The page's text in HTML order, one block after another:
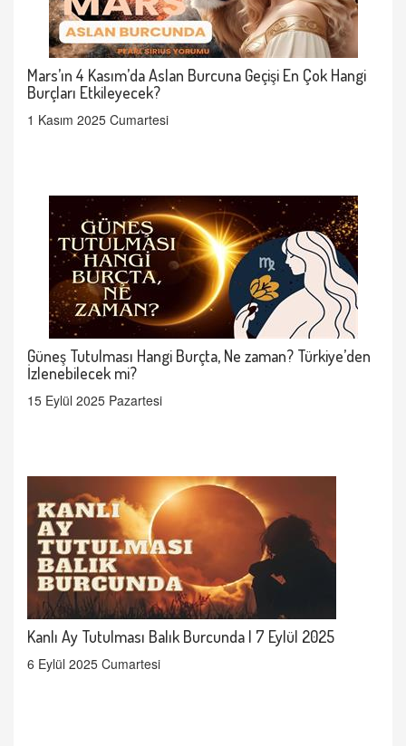
Mars’ın 4 Kasım’da Aslan Burcuna Geçişi En Çok Hangi
Burçları Etkileyecek?
1 Kasım 2025 Cumartesi
Güneş Tutulması Hangi Burçta, Ne zaman? Türkiye’den
İzlenebilecek mi?
15 Eylül 2025 Pazartesi
Kanlı Ay Tutulması Balık Burcunda | 7 Eylül 2025
6 Eylül 2025 Cumartesi